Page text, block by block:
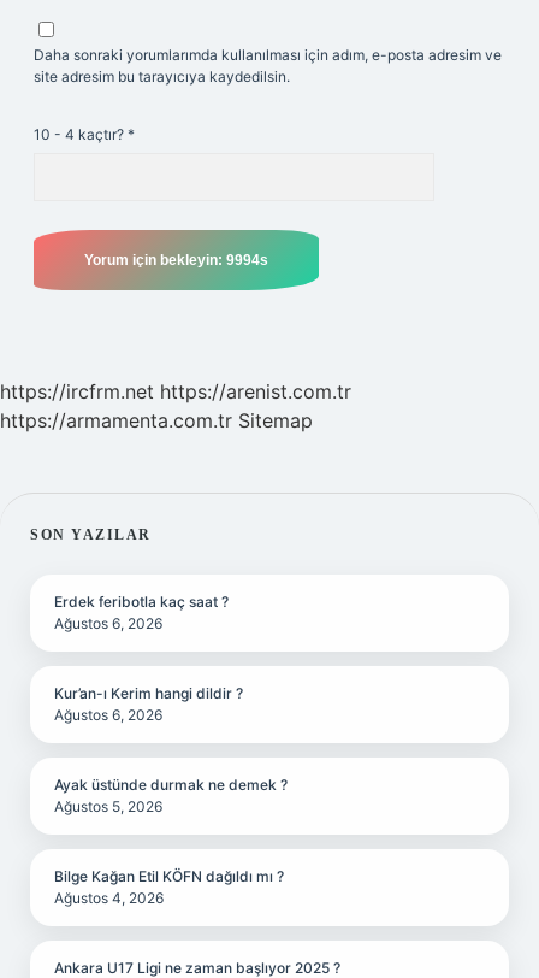
Daha sonraki yorumlarımda kullanılması için adım, e-posta adresim ve
site adresim bu tarayıcıya kaydedilsin.
10 - 4 kaçtır? *
https://ircfrm.net https://arenist.com.tr
https://armamenta.com.tr Sitemap
SIDEBAR
SON YAZILAR
Erdek feribotla kaç saat ?
Ağustos 6, 2026
Kur’an-ı Kerim hangi dildir ?
Ağustos 6, 2026
Ayak üstünde durmak ne demek ?
Ağustos 5, 2026
Bilge Kağan Etil KÖFN dağıldı mı ?
Ağustos 4, 2026
Ankara U17 Ligi ne zaman başlıyor 2025 ?